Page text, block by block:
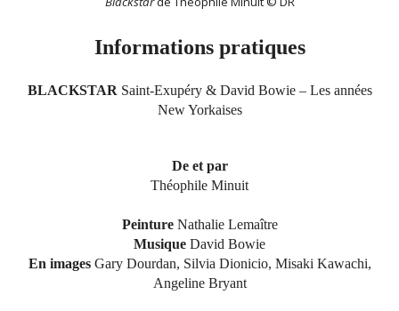
Informations pratiques
BLACKSTAR Saint-Exupéry & David Bowie – Les années
New Yorkaises
De et par
Théophile Minuit
Peinture Nathalie Lemaître
Musique David Bowie
En images Gary Dourdan, Silvia Dionicio, Misaki Kawachi,
Angeline Bryant